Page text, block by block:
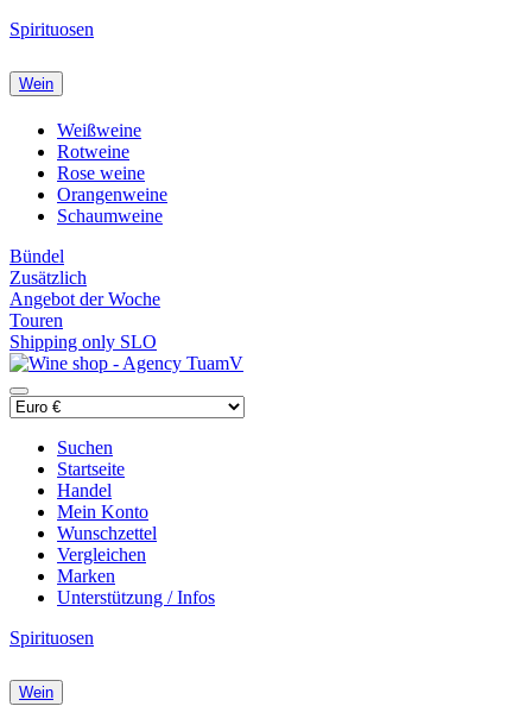
Spirituosen
Wein
Weißweine
Rotweine
Rose weine
Orangenweine
Schaumweine
Bündel
Zusätzlich
Angebot der Woche
Touren
Shipping only SLO
Suchen
Startseite
Handel
Mein Konto
Wunschzettel
Vergleichen
Marken
Unterstützung / Infos
Spirituosen
Wein